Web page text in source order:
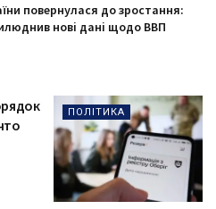
повернулася до зростання:
нові дані щодо ВВП
ПОЛІТИКА